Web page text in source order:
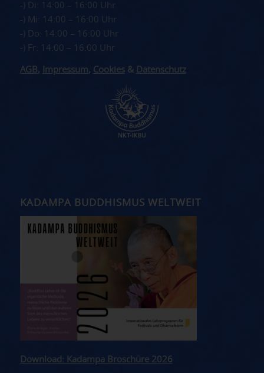
-) Di: 14:00 – 16:00 Uhr
-) Mi: 14:00 – 16:00 Uhr
-) Do: 14:00 – 16:00 Uhr
-) Fr: 14:00 – 16:00 Uhr
AGB , Impressum, Cookies& Datenschutz
KADAMPA BUDDHISMUS WELTWEIT
Download: Kadampa Broschüre 2026